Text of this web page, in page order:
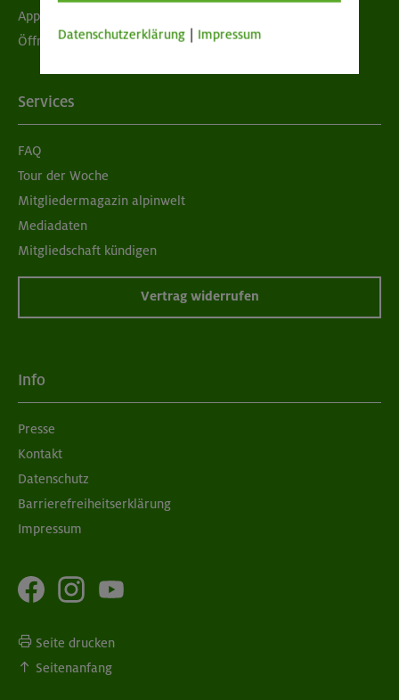
App "Mein DAV+"
Öffnungszeiten
Services
FAQ
Tour der Woche
Mitgliedermagazin alpinwelt
Mediadaten
Mitgliedschaft kündigen
Vertrag widerrufen
Info
Presse
Kontakt
Datenschutz
Barrierefreiheitserklärung
Impressum
Seite drucken
Seitenanfang
Datenschutzerklärung Impressum